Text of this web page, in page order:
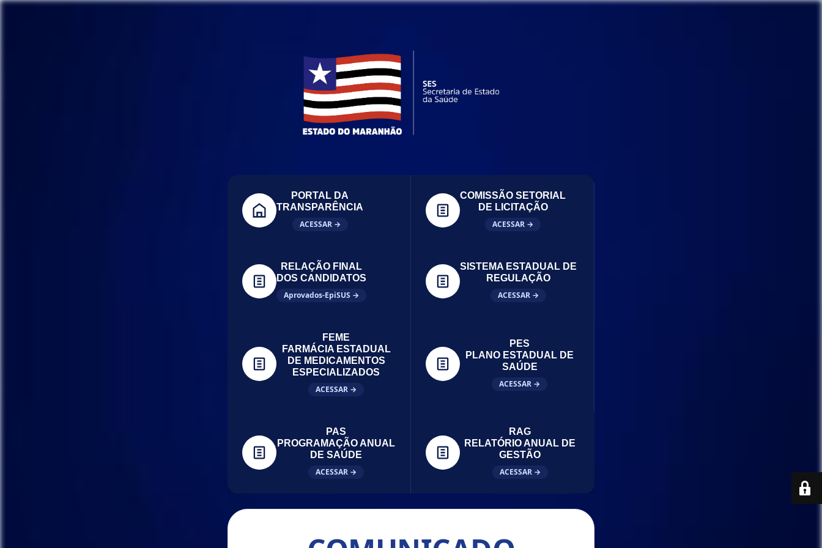
PORTAL DA
TRANSPARÊNCIA
ACESSAR →
COMISSÃO SETORIAL
DE LICITAÇÃO
ACESSAR →
RELAÇÃO FINAL
DOS CANDIDATOS
Aprovados-EpiSUS →
SISTEMA ESTADUAL DE
REGULAÇÃO
ACESSAR →
FEME
FARMÁCIA ESTADUAL
DE MEDICAMENTOS
ESPECIALIZADOS
ACESSAR →
PES
PLANO ESTADUAL DE
SAÚDE
ACESSAR →
PAS
PROGRAMAÇÃO ANUAL
DE SAÚDE
ACESSAR →
RAG
RELATÓRIO ANUAL DE
GESTÃO
ACESSAR →